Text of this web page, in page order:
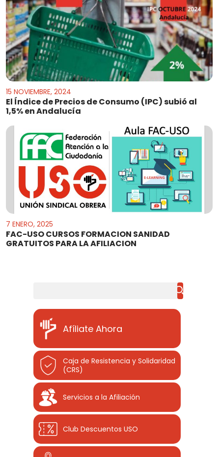
15 NOVIEMBRE, 2024
El Índice de Precios de Consumo (IPC) subió al
1,5% en Andalucía
7 ENERO, 2025
FAC-USO CURSOS FORMACION SANIDAD
GRATUITOS PARA LA AFILIACION
Afíliate Ahora
Caja de Resistencia y Solidaridad
(CRS)
Servicios a la Afiliación
Club Descuentos USO